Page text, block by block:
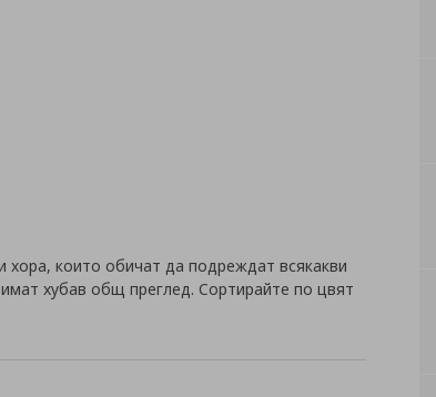
хора, които обичат да подреждат всякакви
хубав общ преглед. Сортирайте по цвят